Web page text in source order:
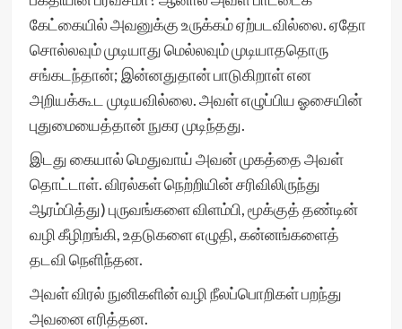
கேட்கையில் அவனுக்கு உருக்கம் ஏற்படவில்லை. ஏதோ
சொல்லவும் முடியாது மெல்லவும் முடியாததொரு
சங்கடந்தான்; இன்னதுதான் பாடுகிறாள் என
அறியக்கூட முடியவில்லை. அவள் எழுப்பிய ஓசையின்
புதுமையைத்தான் நுகர முடிந்தது.
இடது கையால் மெதுவாய் அவன் முகத்தை அவள்
தொட்டாள். விரல்கள் நெற்றியின் சரிவிலிருந்து
ஆரம்பித்து) புருவங்களை விளம்பி, மூக்குத் தண்டின்
வழி கீழிறங்கி, உதடுகளை எழுதி, கன்னங்களைத்
தடவி நெளிந்தன.
அவள் விரல் நுனிகளின் வழி நீலப்பொறிகள் பறந்து
அவனை எரித்தன.